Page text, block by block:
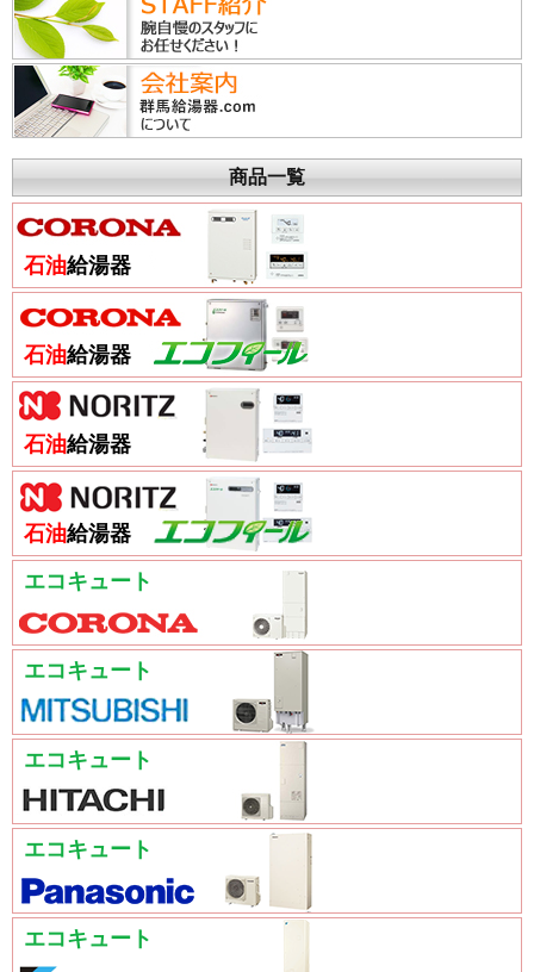
商品一覧
石油給湯器
石油給湯器
石油給湯器
石油給湯器
エコキュート
エコキュート
エコキュート
エコキュート
エコキュート